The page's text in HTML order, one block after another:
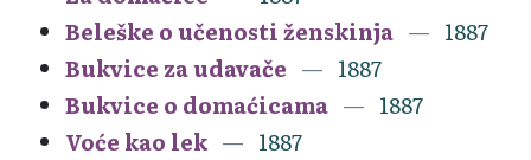
Beleške o učenosti ženskinja
1887
Bukvice za udavače
1887
Bukvice o domaćicama
1887
Voće kao lek
1887